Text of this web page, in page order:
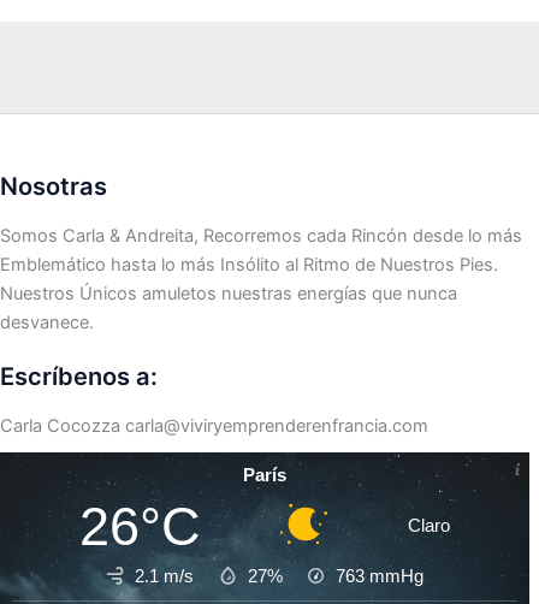
Nosotras
Somos Carla & Andreita, Recorremos cada Rincón desde lo más
Emblemático hasta lo más Insólito al Ritmo de Nuestros Pies.
Nuestros Únicos amuletos nuestras energías que nunca
desvanece.
Escríbenos a:
Carla Cocozza carla@viviryemprenderenfrancia.com
París
26°C Claro
2.1 m/s 27% 763 mmHg